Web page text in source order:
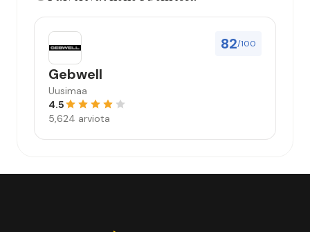
82/100
Gebwell
Uusimaa
4.5
5,624 arviota